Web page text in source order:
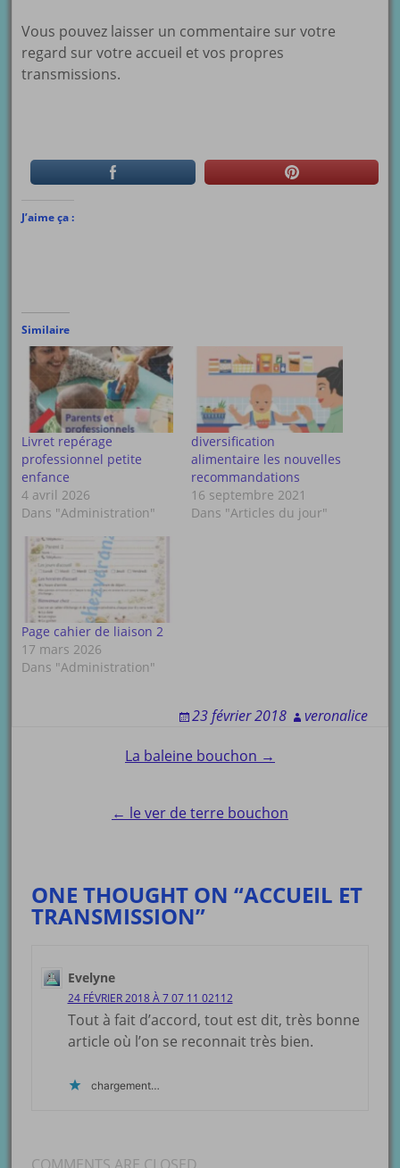
Vous pouvez laisser un commentaire sur votre
regard sur votre accueil et vos propres
transmissions.
J’aime ça :
Similaire
Livret repérage
professionnel petite
enfance
4 avril 2026
Dans "Administration"
diversification
alimentaire les nouvelles
recommandations
16 septembre 2021
Dans "Articles du jour"
Page cahier de liaison 2
17 mars 2026
Dans "Administration"
23 février 2018 veronalice
navigation
La baleine bouchon →
← le ver de terre bouchon
ONE THOUGHT ON “ACCUEIL ET
TRANSMISSION”
Evelyne
24 FÉVRIER 2018 À 7 07 11 02112
Tout à fait d’accord, tout est dit, très bonne
article où l’on se reconnait très bien.
chargement…